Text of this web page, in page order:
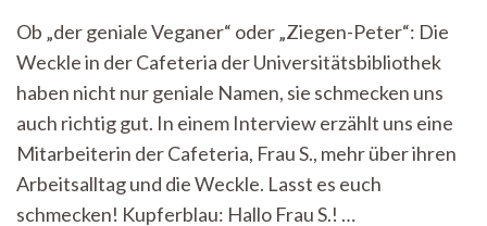
Weckle
und
unsere
Cafeteriamitarbeiter*innen
Ob „der geniale Veganer“ oder „Ziegen-Peter“: Die
Weckle in der Cafeteria der Universitätsbibliothek
haben nicht nur geniale Namen, sie schmecken uns
auch richtig gut. In einem Interview erzählt uns eine
Mitarbeiterin der Cafeteria, Frau S., mehr über ihren
Arbeitsalltag und die Weckle. Lasst es euch
schmecken! Kupferblau: Hallo Frau S.! …